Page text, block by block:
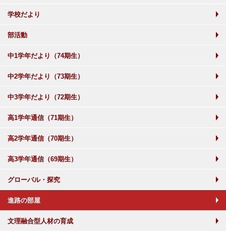
学校だより
部活動
中1学年だより（74期生）
中2学年だより（73期生）
中3学年だより（72期生）
高1学年通信（71期生）
高2学年通信（70期生）
高3学年通信（69期生）
グローバル・探究
進路の部屋
文理融合型人材の育成